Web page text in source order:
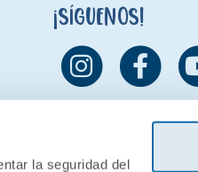
la seguridad del
¡Síguenos!